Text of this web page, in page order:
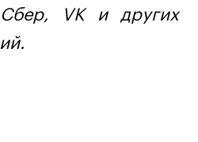
VK и других